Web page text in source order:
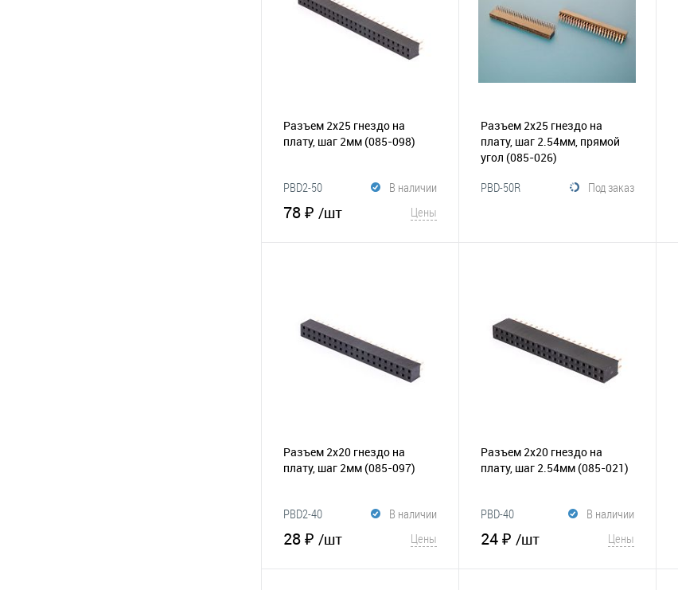
Разъем 2х25 гнездо на
плату, шаг 2мм (085-098)
В наличии
PBD2-50
78 ₽ /шт Цены
Разъем 2х25 гнездо на
плату, шаг 2.54мм, прямой
угол (085-026)
Под заказ
PBD-50R
Разъем 2х20 гнездо на
плату, шаг 2мм (085-097)
В наличии
PBD2-40
28 ₽ /шт Цены
Разъем 2х20 гнездо на
плату, шаг 2.54мм (085-021)
В наличии
PBD-40
24 ₽ /шт Цены